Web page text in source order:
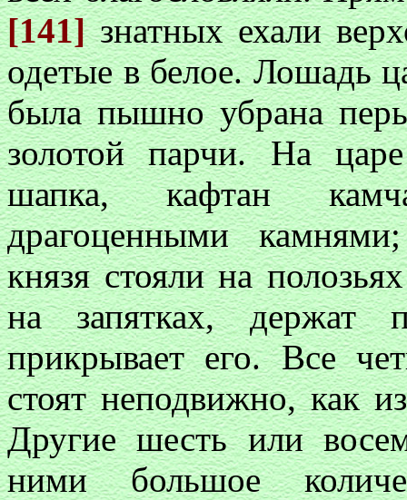
[141]знатных ехали
одетые в белое. Лошадь
была пышно убрана
золотой парчи. На
шапка, кафтан
драгоценными
князя стояли на
на запятках, держат
прикрывает его. Все
стоят неподвижно, как
Другие шесть или
ними большое